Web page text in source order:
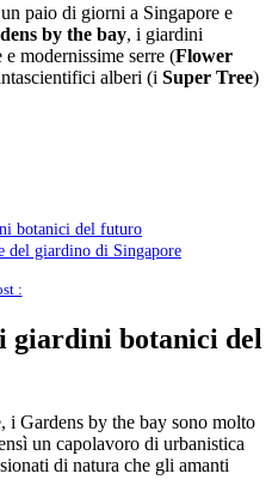
paio di giorni a Singapore e
by the bay, i giardini
modernissime serre (Flower
alberi (i Super Tree)
botanici del futuro
del giardino di Singapore
:
giardini botanici del
i Gardens by the bay sono molto
un capolavoro di urbanistica
di natura che gli amanti